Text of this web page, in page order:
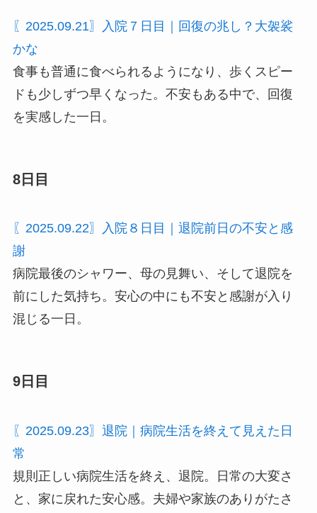
〖2025.09.21〗入院７日目｜回復の兆し？大袈裟
かな
食事も普通に食べられるようになり、歩くスピー
ドも少しずつ早くなった。不安もある中で、回復
を実感した一日。
8日目
〖2025.09.22〗入院８日目｜退院前日の不安と感
謝
病院最後のシャワー、母の見舞い、そして退院を
前にした気持ち。安心の中にも不安と感謝が入り
混じる一日。
9日目
〖2025.09.23〗退院｜病院生活を終えて見えた日
常
規則正しい病院生活を終え、退院。日常の大変さ
と、家に戻れた安心感。夫婦や家族のありがたさ